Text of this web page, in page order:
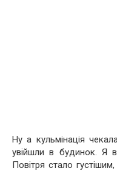
Ну а кульмінація
увійшли в будинок. Я
Повітря стало